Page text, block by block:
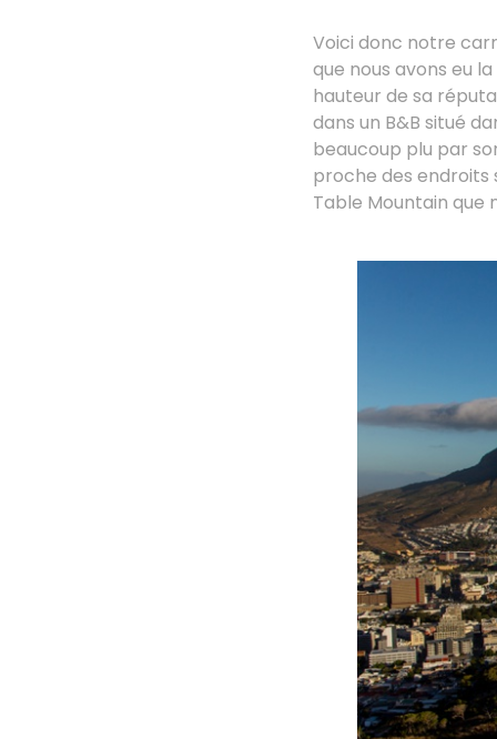
Voici donc notre
que nous avons eu
hauteur de sa
dans un B&B situé
beaucoup plu par
proche des endroits
Table Mountain que